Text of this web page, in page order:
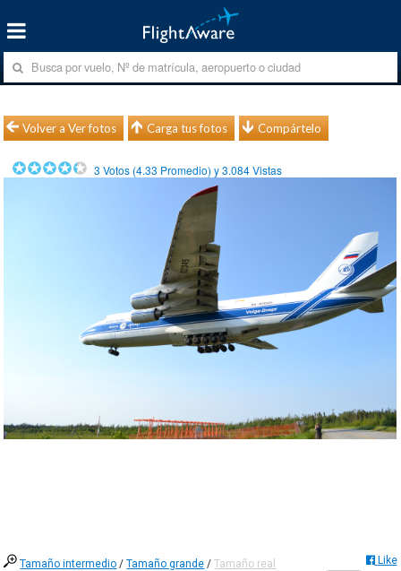
Volver a Ver fotos Carga tus fotos Compártelo
3 Votos (4.33 Promedio) y3.084Vistas
Tamaño intermedio /Tamaño grande /Tamaño real Like